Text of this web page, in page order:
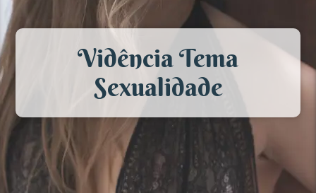
Vidência Tema
Sexualidade